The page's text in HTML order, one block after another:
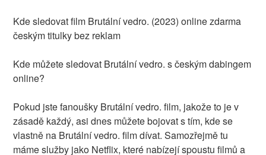
Kde sledovat film Brutální vedro. (2023) online zdarma
českým titulky bez reklam
Kde můžete sledovat Brutální vedro. s českým dabingem
online?
Pokud jste fanoušky Brutální vedro. film, jakože to je v
zásadě každý, asi dnes můžete bojovat s tím, kde se
vlastně na Brutální vedro. film dívat. Samozřejmě tu
máme služby jako Netflix, které nabízejí spoustu filmů a